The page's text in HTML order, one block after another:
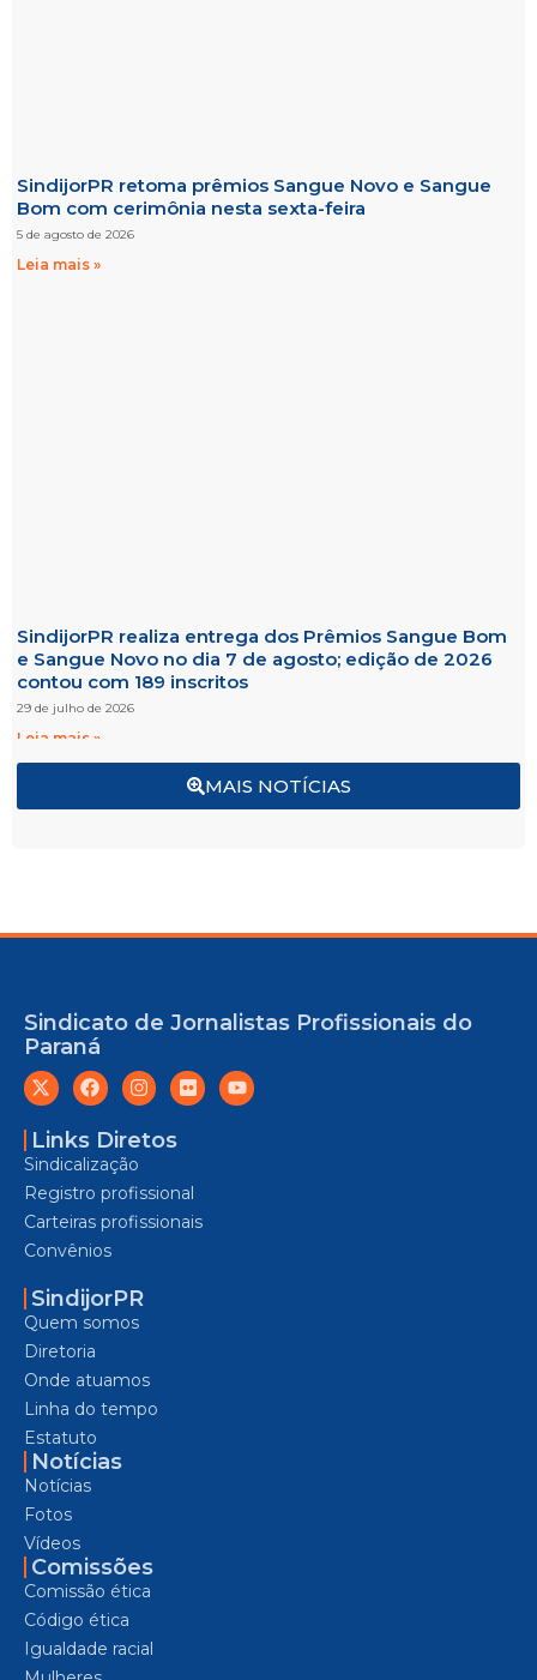
MAIS NOTÍCIAS
SindijorPR retoma prêmios Sangue Novo e Sangue
Bom com cerimônia nesta sexta-feira
5 de agosto de 2026
Leia mais »
SindijorPR realiza entrega dos Prêmios Sangue Bom
e Sangue Novo no dia 7 de agosto; edição de 2026
contou com 189 inscritos
29 de julho de 2026
Leia mais »
Sindicato de Jornalistas Profissionais do
Paraná
Links Diretos
Sindicalização
Registro profissional
Carteiras profissionais
Convênios
SindijorPR
Quem somos
Diretoria
Onde atuamos
Linha do tempo
Estatuto
Notícias
Notícias
Fotos
Vídeos
Comissões
Comissão ética
Código ética
Igualdade racial